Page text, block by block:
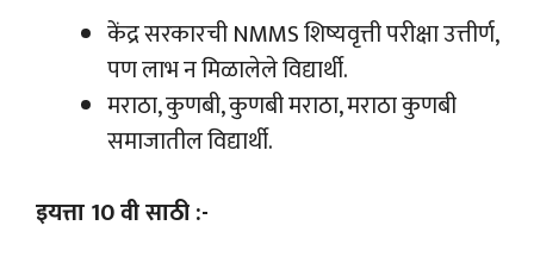
केंद्र सरकारची NMMS शिष्यवृत्ती परीक्षा उत्तीर्ण,
पण लाभ न मिळालेले विद्यार्थी.
मराठा, कुणबी, कुणबी मराठा, मराठा कुणबी
समाजातील विद्यार्थी.
इयत्ता 10 वी साठी :-